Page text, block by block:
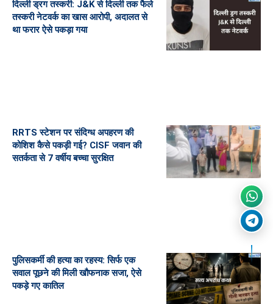
दिल्ली ड्रग तस्करी: J&K से दिल्ली तक फैले
तस्करी नेटवर्क का खास आरोपी, अदालत से
था फरार ऐसे पकड़ा गया
RRTS स्टेशन पर संदिग्ध अपहरण की
कोशिश कैसे पकड़ी गई? CISF जवान की
सतर्कता से 7 वर्षीय बच्चा सुरक्षित
पुलिसकर्मी की हत्या का रहस्य: सिर्फ एक
सवाल पूछने की मिली खौफनाक सजा, ऐसे
पकड़े गए कातिल